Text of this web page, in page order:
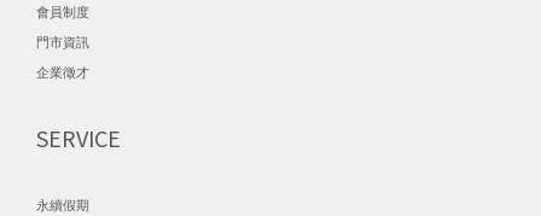
會員制度
門市資訊
企業徵才
SERVICE
永續假期